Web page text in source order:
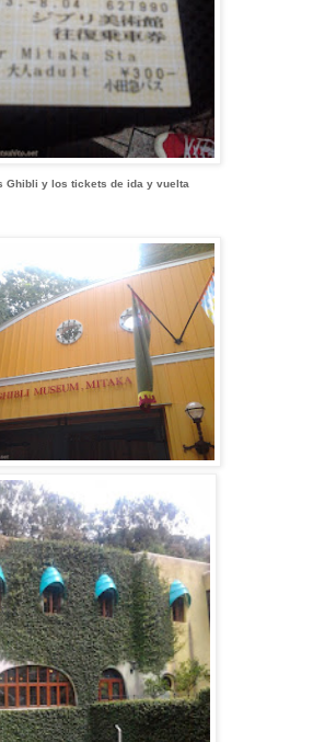
Ghibli y los tickets de ida y vuelta